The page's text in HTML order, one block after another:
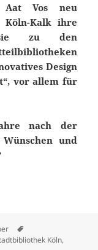
Aat Vos neu
Köln-Kalk ihre
zu den
Design
vor allem für
nach der
und
Ort für Kinder und
Köln,